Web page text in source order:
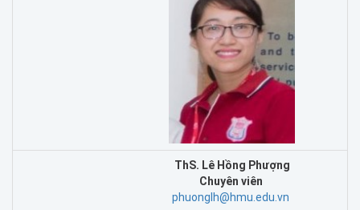
ThS. Lê Hồng Phượng
Chuyên viên
phuonglh@hmu.edu.vn